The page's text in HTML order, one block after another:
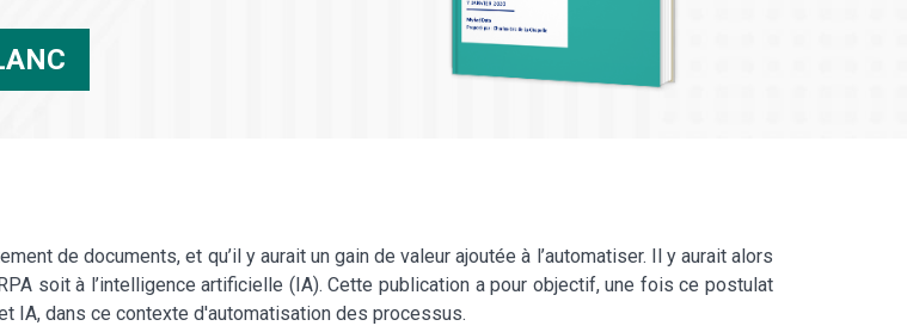
de documents, et qu’il y aurait un gain de valeur ajoutée à l’automatiser. Il y aurait alors
soit à l’intelligence artificielle (IA). Cette publication a pour objectif, une fois ce postulat
IA, dans ce contexte d'automatisation des processus.